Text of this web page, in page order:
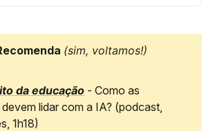
(sim, voltamos!)
da educação - Como as
lidar com a IA? (podcast,
1h18)